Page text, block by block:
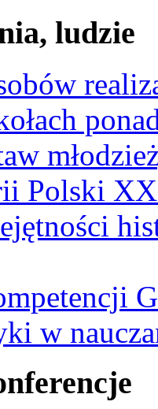
ludzie
Polski
w